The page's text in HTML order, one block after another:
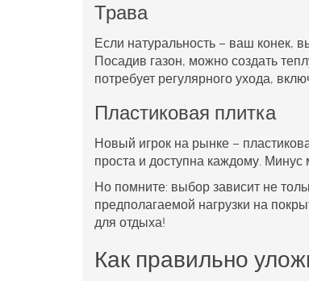
Трава
Если натуральность – ваш конек,
Посадив газон, можно создать
потребует регулярного ухода,
Пластиковая плитка
Новый игрок на рынке –
проста и доступна каждому. Минус
Но помните: выбор зависит не
предполагаемой нагрузки на
для отдыха!
Как правильно